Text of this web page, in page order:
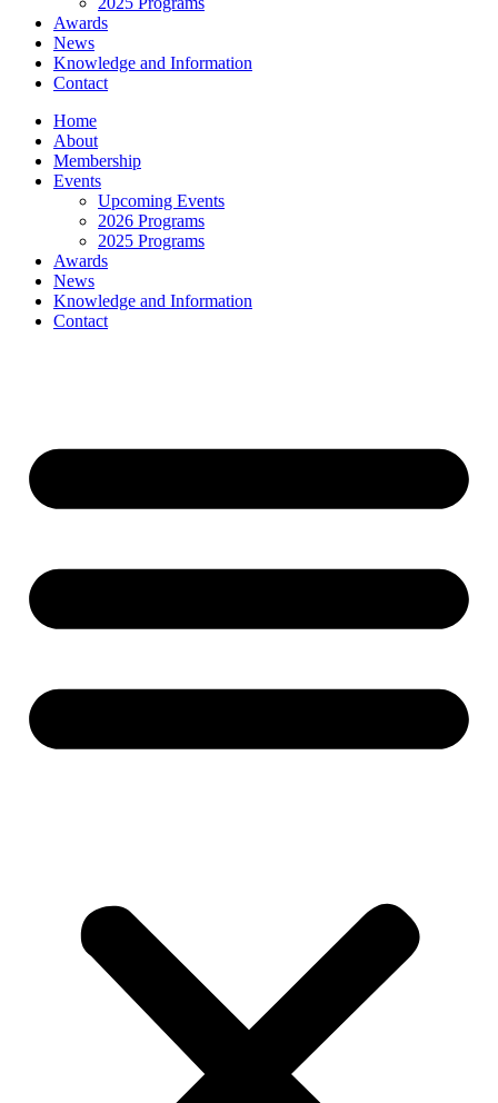
Awards
News
Knowledge and Information
Contact
Home
About
Membership
Events
Upcoming Events
2026 Programs
2025 Programs
Awards
News
Knowledge and Information
Contact